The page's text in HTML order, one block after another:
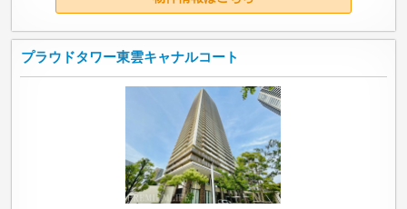
プラウドタワー東雲キャナルコート